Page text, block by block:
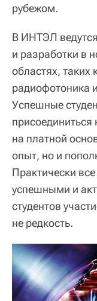
рубежом.
В ИНТЭЛ
и разработки в
областях, таких
радиофотоника
Успешные
присоединиться
на платной
опыт, но и
Практически
успешными и
студентов
не редкость.